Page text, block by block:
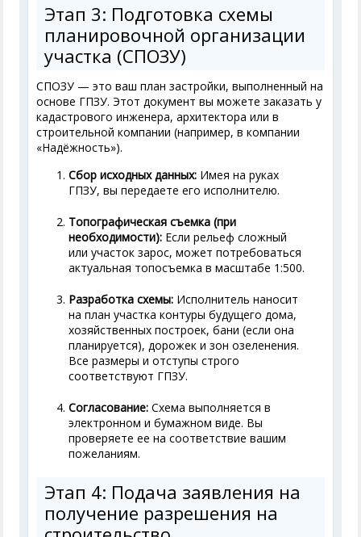
Этап 3: Подготовка схемы
планировочной организации
участка (СПОЗУ)
СПОЗУ — это ваш план застройки, выполненный на
основе ГПЗУ. Этот документ вы можете заказать у
кадастрового инженера, архитектора или в
строительной компании (например, в компании
«Надёжность»).
Сбор исходных данных: Имея на руках
ГПЗУ, вы передаете его исполнителю.
Топографическая съемка (при
необходимости): Если рельеф сложный
или участок зарос, может потребоваться
актуальная топосъемка в масштабе 1:500.
Разработка схемы: Исполнитель наносит
на план участка контуры будущего дома,
хозяйственных построек, бани (если она
планируется), дорожек и зон озеленения.
Все размеры и отступы строго
соответствуют ГПЗУ.
Согласование: Схема выполняется в
электронном и бумажном виде. Вы
проверяете ее на соответствие вашим
пожеланиям.
Этап 4: Подача заявления на
получение разрешения на